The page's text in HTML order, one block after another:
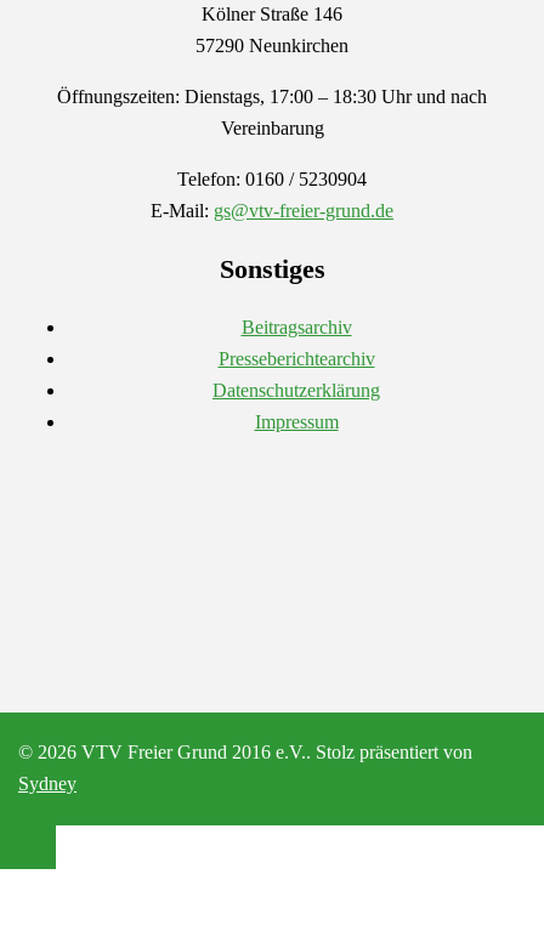
Kölner Straße 146
57290 Neunkirchen
Öffnungszeiten: Dienstags, 17:00 – 18:30 Uhr und nach
Vereinbarung
Telefon: 0160 / 5230904
E-Mail: gs@vtv-freier-grund.de
Sonstiges
Beitragsarchiv
Presseberichtearchiv
Datenschutzerklärung
Impressum
© 2026 VTV Freier Grund 2016 e.V.. Stolz präsentiert von
Sydney